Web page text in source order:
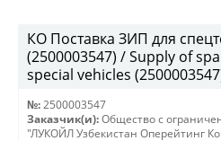
КО Поставка ЗИП для
(2500003547) / Supply of
special vehicles
№: 2500003547
Заказчик(и): Общество с
"ЛУКОЙЛ Узбекистан Оперейтинг